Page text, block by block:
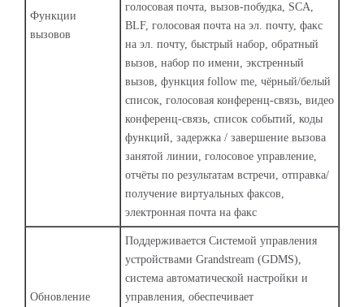
Функции
вызовов
голосовая почта, вызов-побудка, SCA,
BLF, голосовая почта на эл. почту, факс
на эл. почту, быстрый набор, обратный
вызов, набор по имени, экстренный
вызов, функция follow me, чёрный/белый
список, голосовая конференц-связь, видео
конференц-связь, список событий, коды
функций, задержка / завершение вызова
занятой линии, голосовое управление,
отчёты по результатам встречи, отправка/
получение виртуальных факсов,
электронная почта на факс
Обновление
Поддерживается Системой управления
устройствами Grandstream (GDMS),
система автоматической настройки и
управления, обеспечивает